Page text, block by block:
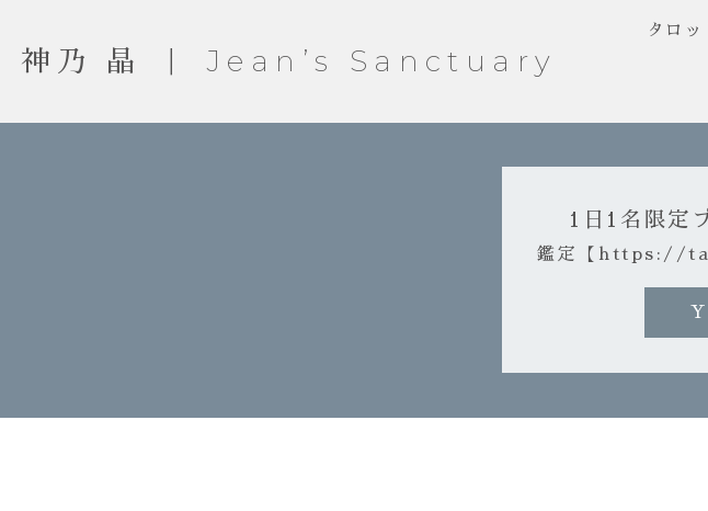
神乃 晶 ｜ Jean’s Sanctuary
タロ
1日1名限定
鑑定【https://